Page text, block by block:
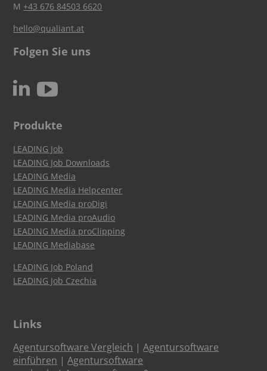
M+43 676 84503 6620
hello@qualiant.at
Folgen Sie uns
N c
Produkte
LEADING Job
LEADING Job Downloads
LEADING Media
LEADING Media Helpcenter
LEADING Media proDigi
LEADING Media proAudio
LEADING Media proClipping
LEADING Mediabase
LEADING Job Poland
LEADING Job Czechia
Links
Agentursoftware Vergleich |Agentursoftware
einführen |Agentursoftware